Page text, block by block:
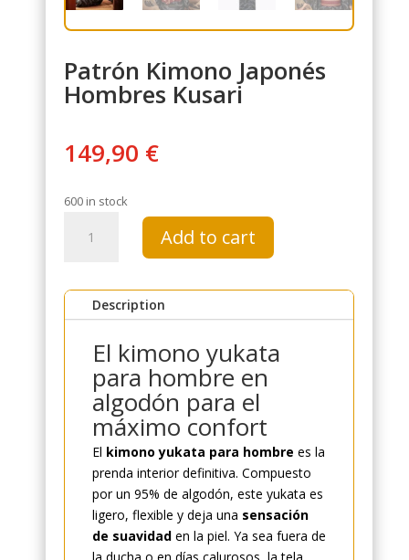
Patrón Kimono Japonés
Hombres Kusari
149,90 €
600 in stock
Kimono
Kusari
Add to cart
Description
El kimono yukata
para hombre en
algodón para el
máximo confort
El kimono yukata para hombre es la
prenda interior definitiva. Compuesto
por un 95% de algodón, este yukata es
ligero, flexible y deja una sensación
de suavidaden la piel. Ya sea fuera de